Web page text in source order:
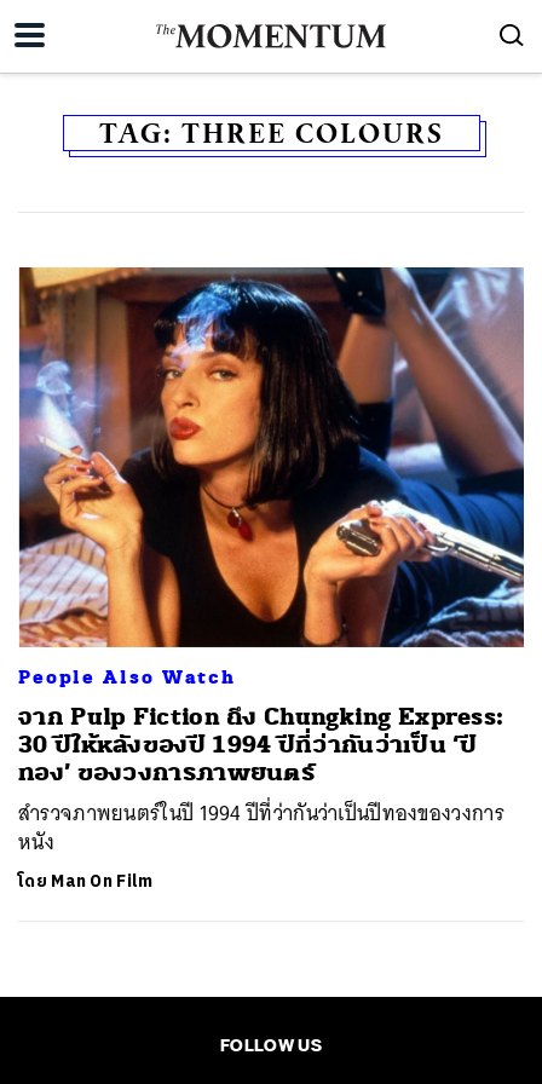
TAG: THREE COLOURS
People Also Watch
จาก Pulp Fiction ถึง Chungking Express:
30 ปีให้หลังของปี 1994 ปีที่ว่ากันว่าเป็น ‘ปี
ทอง’ ของวงการภาพยนตร์
สำรวจภาพยนตร์ในปี 1994 ปีที่ว่ากันว่าเป็นปีทองของวงการ
หนัง
โดย Man On Film
FOLLOW US
ค้นหา
SHARE TWEET LINE EMAIL